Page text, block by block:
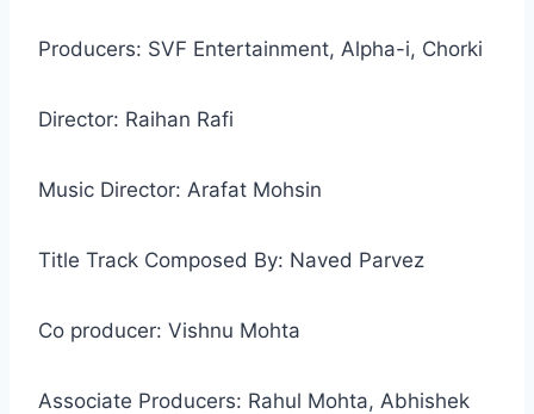
Producers: SVF Entertainment, Alpha-i, Chorki
Director: Raihan Rafi
Music Director: Arafat Mohsin
Title Track Composed By: Naved Parvez
Co producer: Vishnu Mohta
Associate Producers: Rahul Mohta, Abhishek